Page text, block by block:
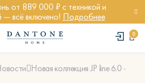
от 889 000 ₽ с техникой и
— всё включено! Подробнее
0
Новая коллекция JP line 6.0 —